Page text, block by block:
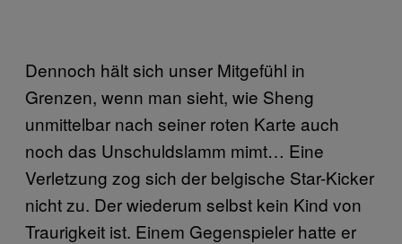
Dennoch hält sich unser Mitgefühl in
Grenzen, wenn man sieht, wie Sheng
unmittelbar nach seiner roten Karte auch
noch das Unschuldslamm mimt… Eine
Verletzung zog sich der belgische Star-Kicker
nicht zu. Der wiederum selbst kein Kind von
Traurigkeit ist. Einem Gegenspieler hatte er